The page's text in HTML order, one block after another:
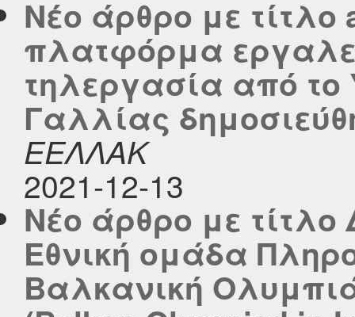
Νέο άρθρο με
πλατφόρμα
τηλεργασία από το
Γαλλίας
ΕΕΛΛΑΚ
2021-12-13
Νέο άρθρο με τίτλο
Εθνική ομάδα
Βαλκανική